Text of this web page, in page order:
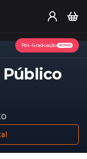
Pós-Graduação NOVO
Público